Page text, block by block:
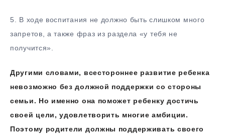
5.​ В ходе воспитания не должно быть слишком много
запретов, а также фраз из раздела «у тебя не
получится».
Другими словами, всестороннее развитие ребенка
невозможно без должной поддержки со стороны
семьи. Но именно она поможет ребенку достичь
своей цели, удовлетворить многие амбиции.
Поэтому родители должны поддерживать своего